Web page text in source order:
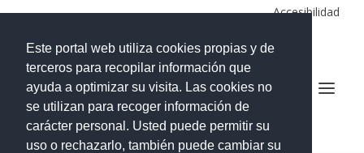
Este portal web utiliza cookies propias y de
terceros para recopilar información que
ayuda a optimizar su visita. Las cookies no
se utilizan para recoger información de
carácter personal. Usted puede permitir su
uso o rechazarlo, también puede cambiar su
Accesibilidad
IES LA ALDEA DE SAN NICOLÁS